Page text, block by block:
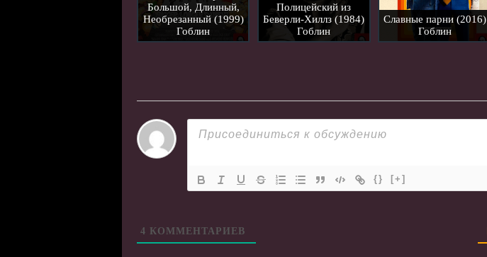
Большой, Длинный,
Необрезанный (1999)
Гоблин
Полицейский из
Беверли-Хиллз (1984)
Гоблин
Славные парни (2016)
Гоблин
{} [+]
4 КОММЕНТАРИЕВ